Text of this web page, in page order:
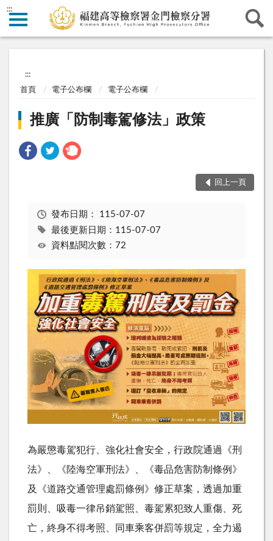
:::
:::
首頁 電子公布欄 電子公布欄
推廣「防制毒駕修法」政策
回上一頁
發布日期： 115-07-07
最後更新日期：115-07-07
資料點閱次數：72
為嚴懲毒駕犯行、強化社會安全，行政院通過《刑
法》、《陸海空軍刑法》、《毒品危害防制條例》
及《道路交通管理處罰條例》修正草案，透過加重
罰則、吸毒一律吊銷駕照、毒駕累犯致人重傷、死
亡，終身不得考照、同車乘客併罰等規定，全力遏